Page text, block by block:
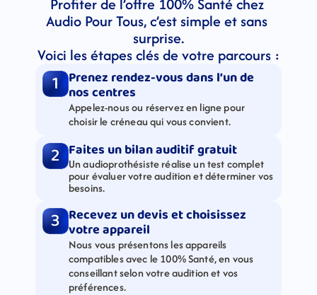
Audio Pour Tous, c’est simple et sans
surprise.
Voici les étapes clés de votre parcours :
1 Prenez rendez-vous dans l’un de
nos centres
Appelez-nous ou réservez en ligne pour
choisir le créneau qui vous convient.
2 Faites un bilan auditif gratuit
Un audioprothésiste réalise un test complet
pour évaluer votre audition et déterminer vos
besoins.
3 Recevez un devis et choisissez
votre appareil
Nous vous présentons les appareils
compatibles avec le 100% Santé, en vous
conseillant selon votre audition et vos
préférences.